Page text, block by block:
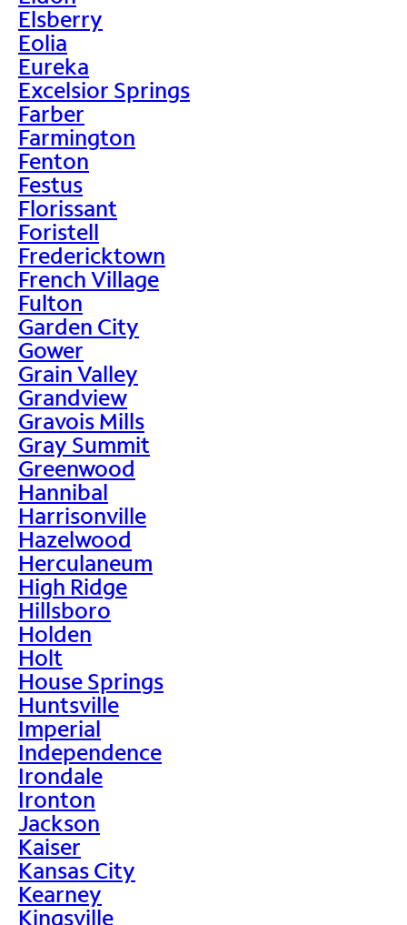
Elsberry
Eolia
Eureka
Excelsior Springs
Farber
Farmington
Fenton
Festus
Florissant
Foristell
Fredericktown
French Village
Fulton
Garden City
Gower
Grain Valley
Grandview
Gravois Mills
Gray Summit
Greenwood
Hannibal
Harrisonville
Hazelwood
Herculaneum
High Ridge
Hillsboro
Holden
Holt
House Springs
Huntsville
Imperial
Independence
Irondale
Ironton
Jackson
Kaiser
Kansas City
Kearney
Kingsville